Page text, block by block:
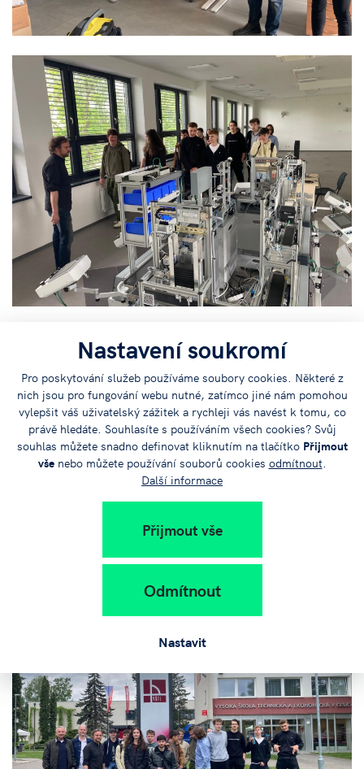
Nastavení soukromí
Pro poskytování služeb používáme soubory cookies. Některé z
nich jsou pro fungování webu nutné, zatímco jiné nám pomohou
vylepšit váš uživatelský zážitek a rychleji vás navést k tomu, co
právě hledáte. Souhlasíte s používáním všech cookies? Svůj
souhlas můžete snadno definovat kliknutím na tlačítko Přijmout
všenebo můžete používání souborů cookies odmítnout.
Další informace
Přijmout vše
Odmítnout
Nastavit